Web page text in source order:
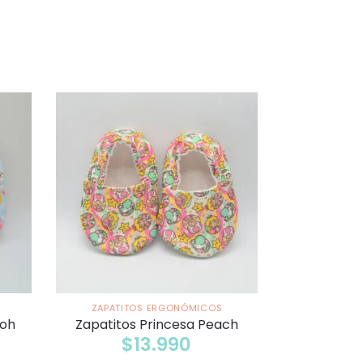
ZAPATITOS ERGONÓMICOS
Zapatitos Princesa Peach
$13.990